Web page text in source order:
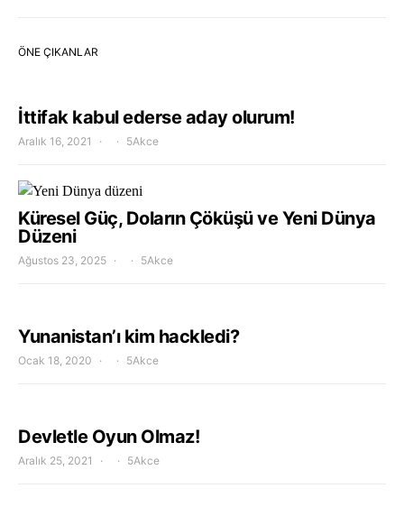
ÖNE ÇIKANLAR
İttifak kabul ederse aday olurum!
Aralık 16, 2021 5Akce
Küresel Güç, Doların Çöküşü ve Yeni Dünya
Düzeni
Ağustos 23, 2025 5Akce
Yunanistan’ı kim hackledi?
Ocak 18, 2020 5Akce
Devletle Oyun Olmaz!
Aralık 25, 2021 5Akce